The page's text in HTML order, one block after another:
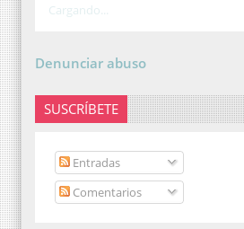
Cargando...
Denunciar abuso
SUSCRÍBETE
Entradas
Comentarios